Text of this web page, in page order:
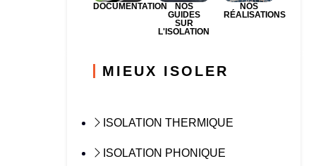
DOCUMENTATION
NOS
GUIDES
SUR
L'ISOLATION
NOS
RÉALISATIONS
MIEUX ISOLER
ISOLATION THERMIQUE
ISOLATION PHONIQUE